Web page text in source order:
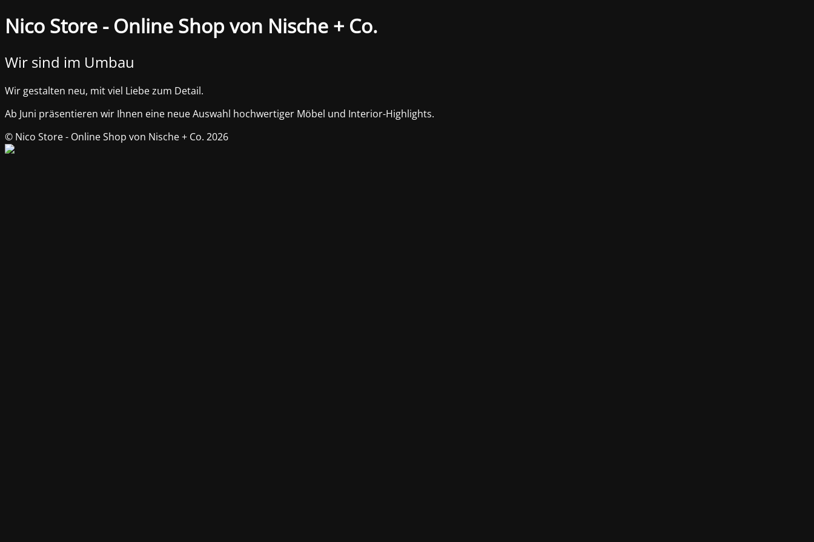
Nico Store - Online Shop von Nische + Co.
Wir sind im Umbau
Wir gestalten neu, mit viel Liebe zum Detail.
Ab Juni präsentieren wir Ihnen eine neue Auswahl hochwertiger Möbel und Interior-Highlights.
© Nico Store - Online Shop von Nische + Co. 2026